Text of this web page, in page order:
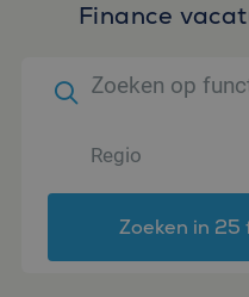
Finance
Zoeken in 25